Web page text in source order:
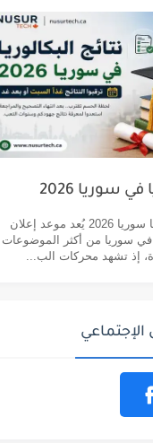
سوريا 2026
موعد نتائج البكالوريا سوريا 2026 يُعد موعد إعلان
في سوريا من أكثر الموضوعات
إذ تشهد محركات الب...
الإجتماعي